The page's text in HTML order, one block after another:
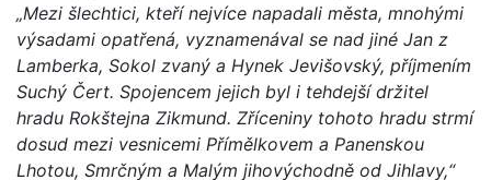
„Mezi šlechtici, kteří nejvíce napadali města, mnohými
výsadami opatřená, vyznamenával se nad jiné Jan z
Lamberka, Sokol zvaný a Hynek Jevišovský, příjmením
Suchý Čert. Spojencem jejich byl i tehdejší držitel
hradu Rokštejna Zikmund. Zříceniny tohoto hradu strmí
dosud mezi vesnicemi Přímělkovem a Panenskou
Lhotou, Smrčným a Malým jihovýchodně od Jihlavy,“